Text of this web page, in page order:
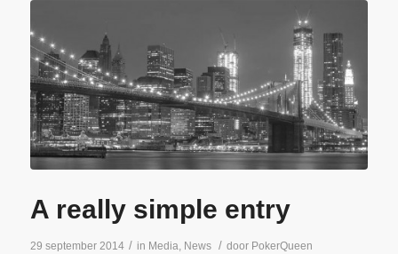
A really simple entry
29 september 2014 / in Media, News / door PokerQueen